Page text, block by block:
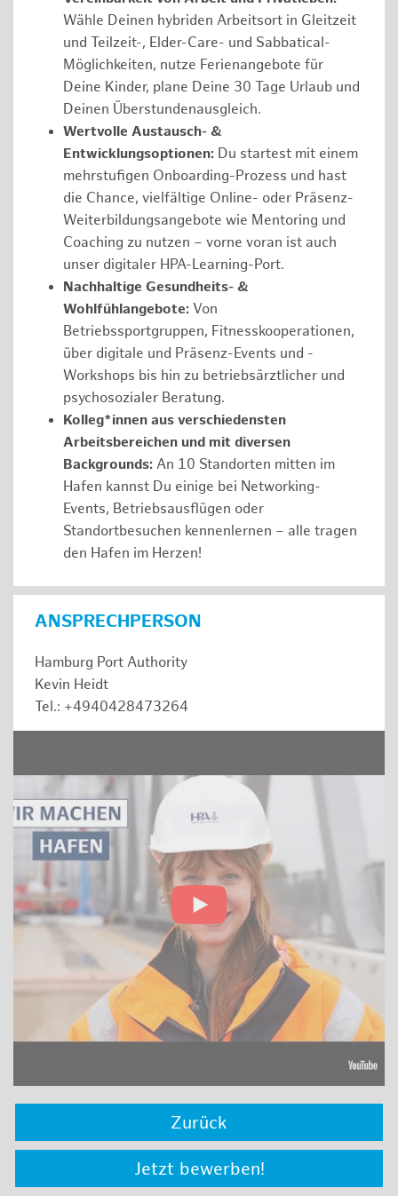
Wähle Deinen hybriden Arbeitsort in Gleitzeit
und Teilzeit-, Elder-Care- und Sabbatical-
Möglichkeiten, nutze Ferienangebote für
Deine Kinder, plane Deine 30 Tage Urlaub und
Deinen Überstundenausgleich.
Wertvolle Austausch- &
Entwicklungsoptionen: Du startest mit einem
mehrstufigen Onboarding-Prozess und hast
die Chance, vielfältige Online- oder Präsenz-
Weiterbildungsangebote wie Mentoring und
Coaching zu nutzen – vorne voran ist auch
unser digitaler HPA-Learning-Port.
Nachhaltige Gesundheits- &
Wohlfühlangebote: Von
Betriebssportgruppen, Fitnesskooperationen,
über digitale und Präsenz-Events und -
Workshops bis hin zu betriebsärztlicher und
psychosozialer Beratung.
Kolleg*innen aus verschiedensten
Arbeitsbereichen und mit diversen
Backgrounds: An 10 Standorten mitten im
Hafen kannst Du einige bei Networking-
Events, Betriebsausflügen oder
Standortbesuchen kennenlernen – alle tragen
den Hafen im Herzen!
ANSPRECHPERSON
Hamburg Port Authority
Kevin Heidt
Tel.: +4940428473264
Zurück
Jetzt bewerben!